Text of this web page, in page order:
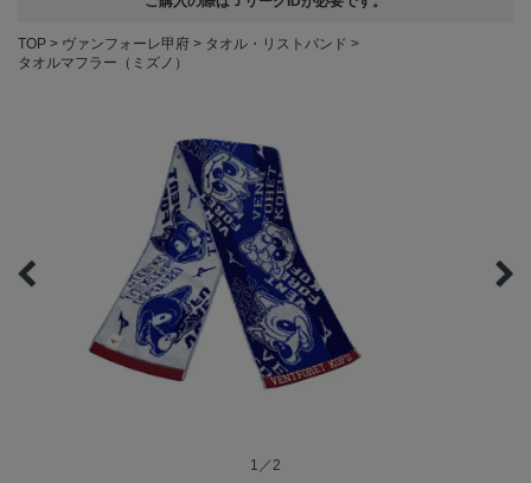
TOP ヴァンフォーレ甲府
タオル・リストバンド
タオルマフラー（ミズノ）
1／2